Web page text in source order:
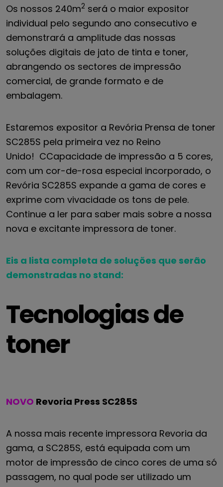
Os nossos 240m2 será o maior expositor
individual pelo segundo ano consecutivo e
demonstrará a amplitude das nossas
soluções digitais de jato de tinta e toner,
abrangendo os sectores de impressão
comercial, de grande formato e de
embalagem.
Estaremos expositor a Revória Prensa de toner
SC285S pela primeira vez no Reino
Unido! CCapacidade de impressão a 5 cores,
com um cor-de-rosa especial incorporado, o
Revória SC285S expande a gama de cores e
exprime com vivacidade os tons de pele.
Continue a ler para saber mais sobre a nossa
nova e excitante impressora de toner.
Eis a lista completa de soluções que serão
demonstradas no stand:
Tecnologias de
toner
NOVO Revoria Press SC285S
A nossa mais recente impressora Revoria da
gama, a SC285S, está equipada com um
motor de impressão de cinco cores de uma só
passagem, no qual pode ser utilizado um